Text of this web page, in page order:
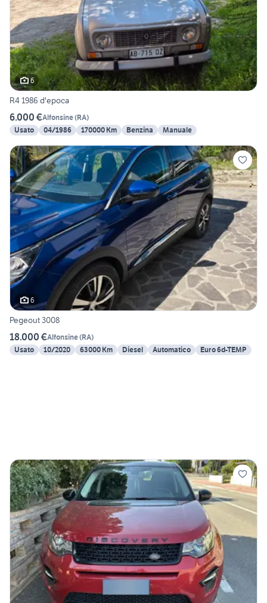
6
R4 1986 d'epoca
6.000 €Alfonsine(RA)
Usato
04/1986 170000 Km Benzina Manuale
6
Pegeout 3008
18.000 €Alfonsine(RA)
Usato
10/2020 63000 Km Diesel Automatico Euro 6d-TEMP